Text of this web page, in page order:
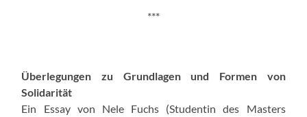
***
Überlegungen zu Grundlagen und Formen von
Solidarität
Ein Essay von Nele Fuchs (Studentin des Masters